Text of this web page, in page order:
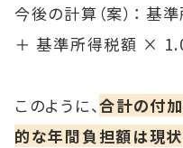
今後の計算（案）： 基
＋ 基準所得税額 ×
このように、合計の付
的な年間負担額は現